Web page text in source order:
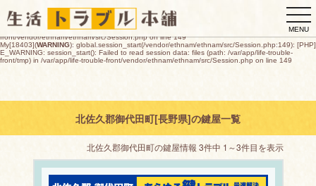
E_WARNING: session_start(): open(/var/app/life-trouble-
front/tmp/sess_30deaa7c644091ed8a97903152cfd52f3b174e85bd515e66dbf1f55ef3fb21fd,
O_RDWR) failed: デバイスに空き領域がありません (28) in /var/app/life-trouble-
front/vendor/ethnam/ethnam/src/Session.php on line 149
My[18403](WARNING): global.session_start(/vendor/ethnam/ethnam/src/Session.php:149): [PHP]
E_WARNING: session_start(): Failed to read session data: files (path: /var/app/life-trouble-
front/tmp) in /var/app/life-trouble-front/vendor/ethnam/ethnam/src/Session.php on line 149
MENU
北佐久郡御代田町[長野県]の鍵屋一覧
北佐久郡御代田町の鍵屋情報 3件中 1～3件目を表示